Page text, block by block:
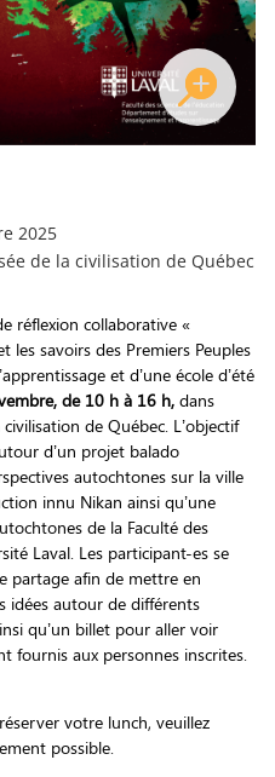
2025
de la civilisation de Québec
réflexion collaborative «
les savoirs des Premiers Peuples
et d’une école d’été
de 10 h à 16 h,dans
de Québec. L’objectif
d’un projet balado
autochtones sur la ville
innu Nikan ainsi qu’une
de la Faculté des
Laval. Les participant-es se
partage afin de mettre en
idées autour de différents
qu’un billet pour aller voir
fournis aux personnes inscrites.
votre lunch, veuillez
possible.